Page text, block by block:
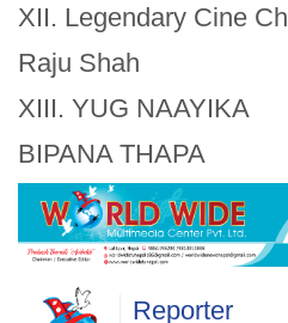
XII. Legendary Cine
Raju Shah
XIII. YUG NAAYIKA
BIPANA THAPA
Reporter